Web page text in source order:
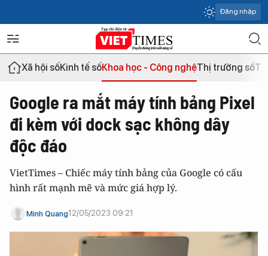
Đăng nhập
Xã hội sốKinh tế sốKhoa học - Công nghệThị trường số
Google ra mắt máy tính bảng Pixel
đi kèm với dock sạc không dây
độc đáo
VietTimes – Chiếc máy tính bảng của Google có cấu
hình rất mạnh mẽ và mức giá hợp lý.
Minh Quang12/05/2023 09:21